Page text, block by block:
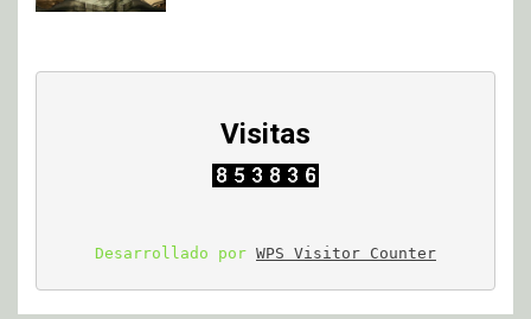
Visitas
Desarrollado por WPS Visitor Counter